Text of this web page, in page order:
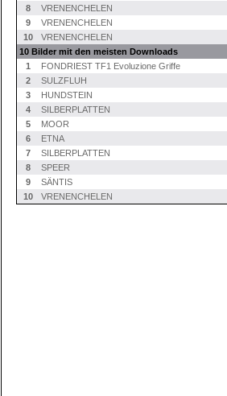
8
VRENENCHELEN
9
VRENENCHELEN
10
VRENENCHELEN
10 Bilder mit den meisten Downloads
1
FONDRIEST TF1 Evoluzione Griffe
2
SULZFLUH
3
HUNDSTEIN
4
SILBERPLATTEN
5
MOOR
6
ETNA
7
SILBERPLATTEN
8
SPEER
9
SÄNTIS
10
VRENENCHELEN